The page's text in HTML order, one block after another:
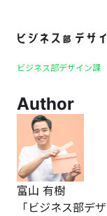
n
ビジネス部デザイン課
Author
富山 有樹
「ビジネス部デ